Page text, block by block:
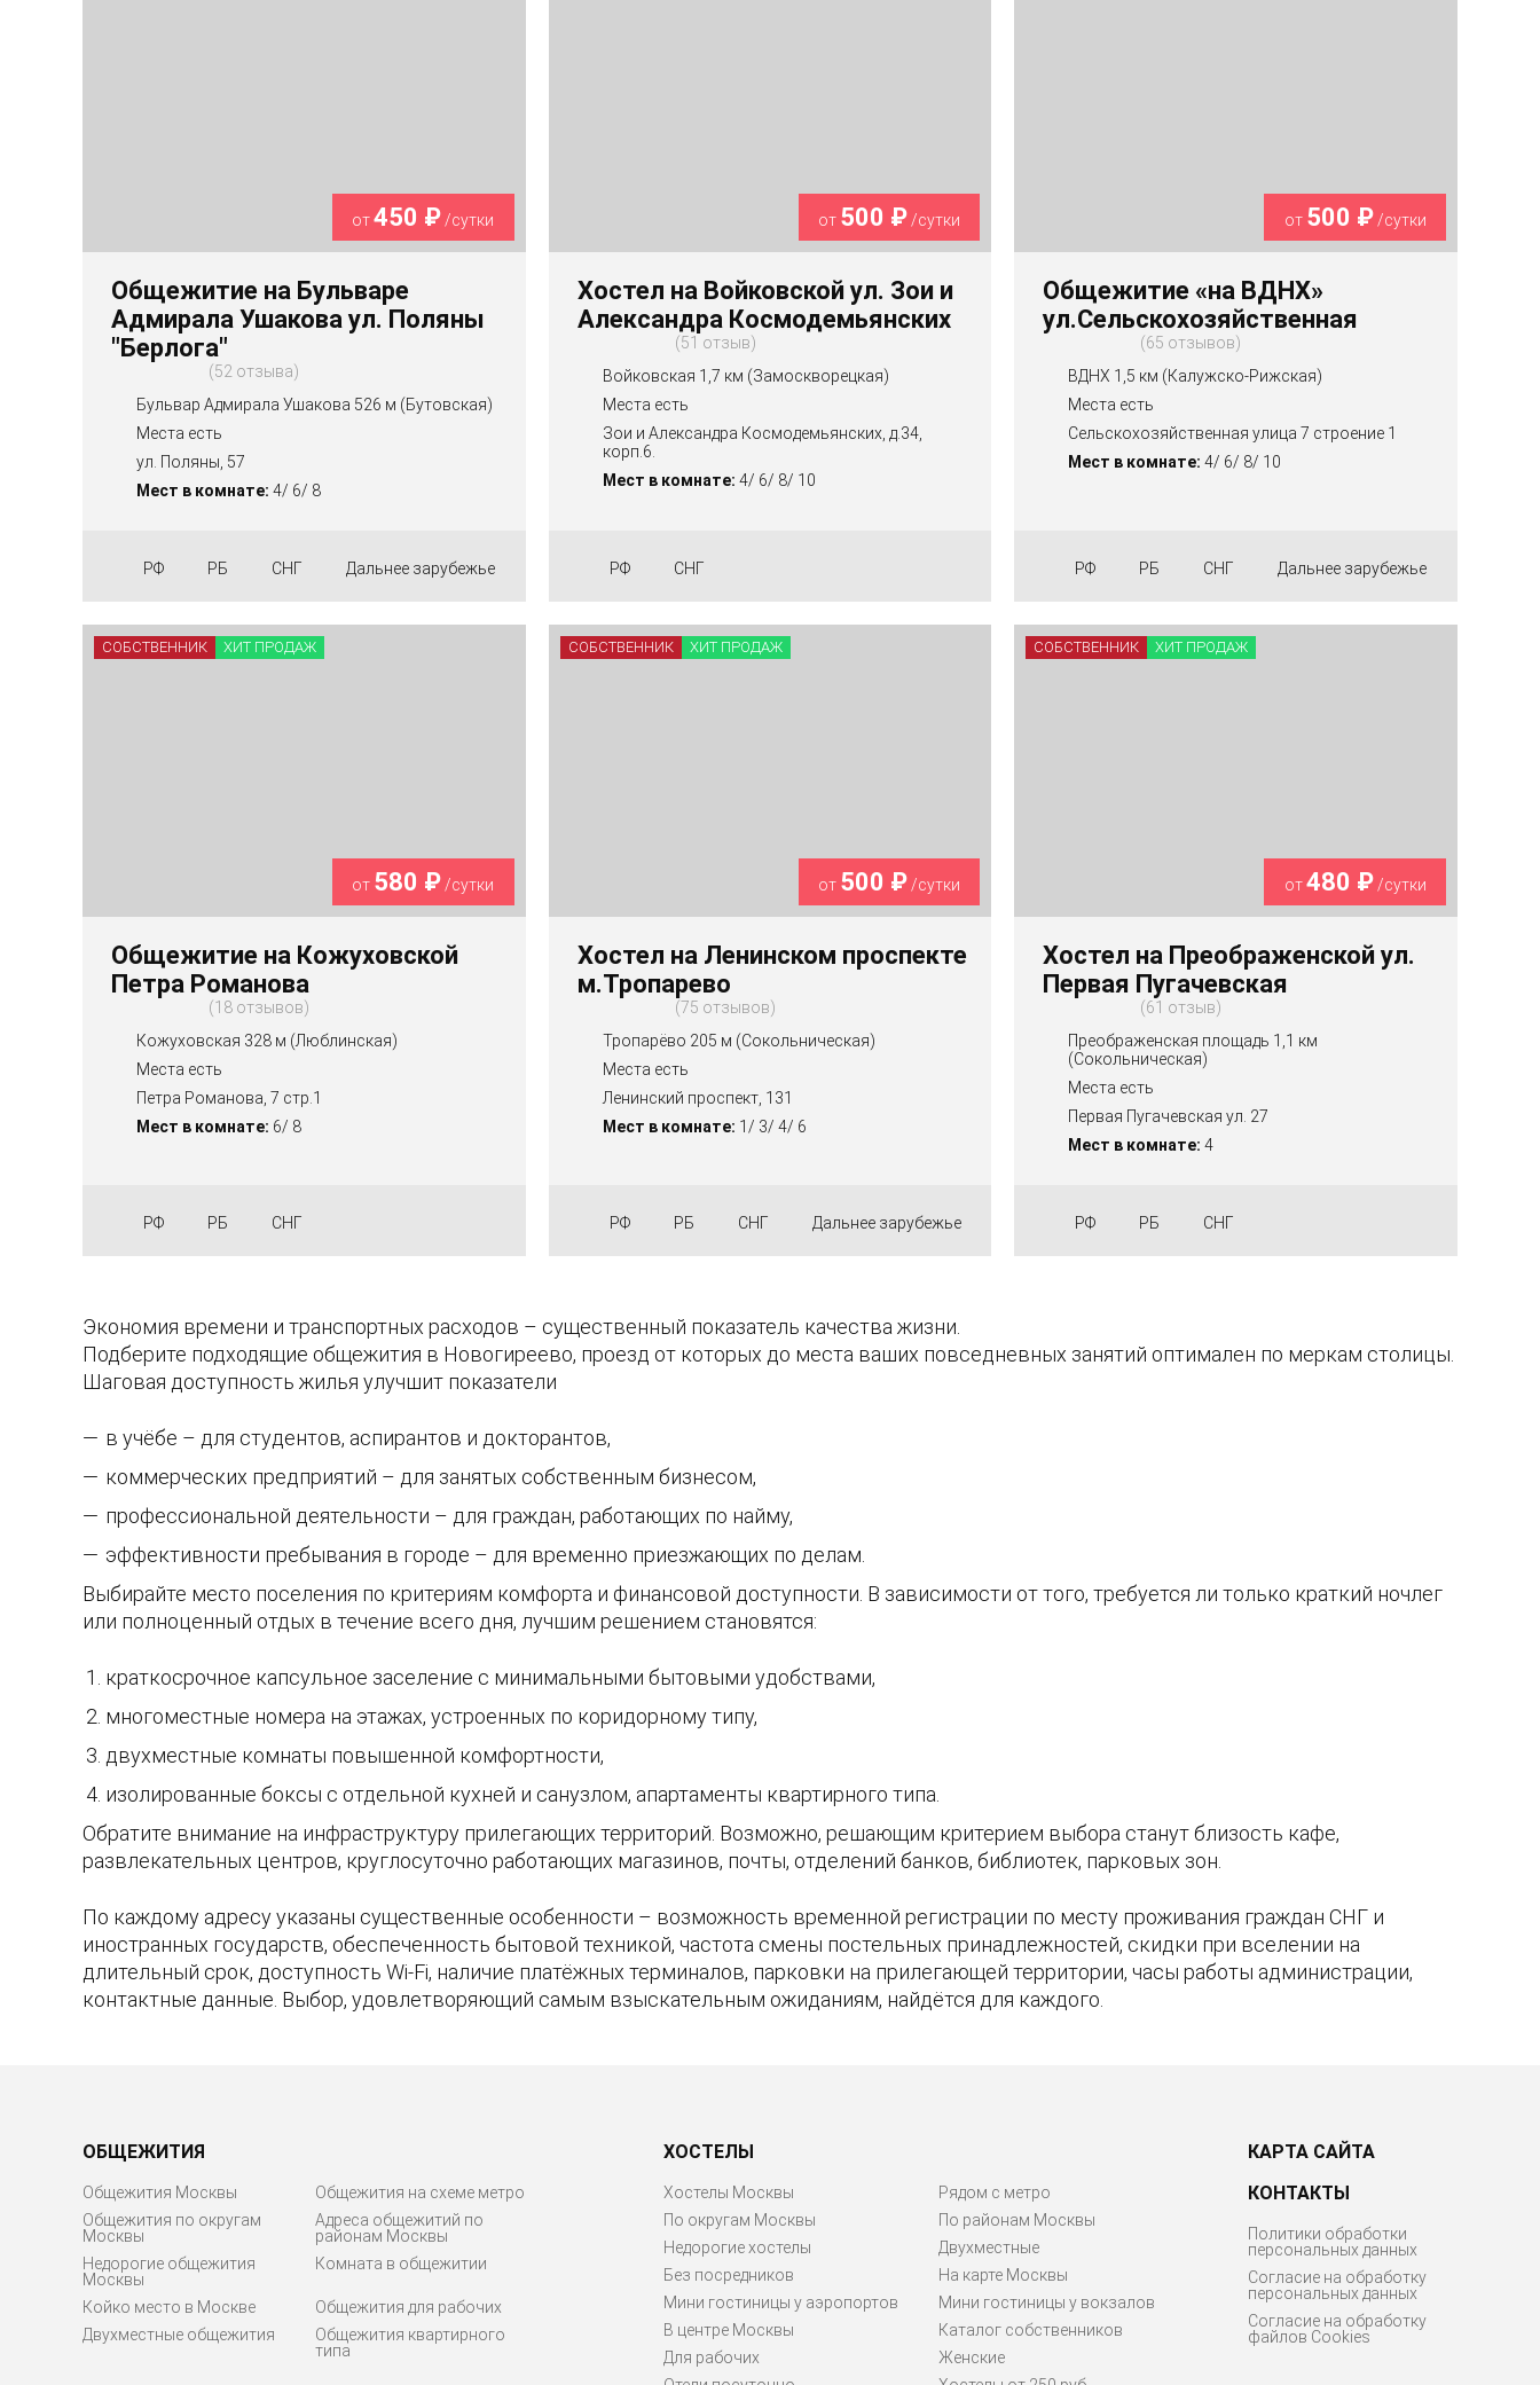
от450 ₽ /сутки
Общежитие на Бульваре
Адмирала Ушакова ул. Поляны
"Берлога"
52 отзыва
Бульвар Адмирала Ушакова 526 м (Бутовская)
Места есть
ул. Поляны, 57
Мест в комнате: 4/ 6/ 8
РФ РБ СНГ Дальнее зарубежье
от 500 ₽ /сутки
Хостел на Войковской ул. Зои и
Александра Космодемьянских
51 отзыв
Войковская 1,7 км (Замоскворецкая)
Места есть
Зои и Александра Космодемьянских, д.34,
корп.6.
Мест в комнате: 4/ 6/ 8/ 10
РФ СНГ
от 500 ₽/сутки
Общежитие «на ВДНХ»
ул.Сельскохозяйственная
65 отзывов
ВДНХ 1,5 км (Калужско-Рижская)
Места есть
Сельскохозяйственная улица 7 строение 1
Мест в комнате: 4/ 6/ 8/ 10
РФ РБ СНГ Дальнее зарубежье
от 580 ₽/сутки
Общежитие на Кожуховской
Петра Романова
18 отзывов
Кожуховская 328 м (Люблинская)
Места есть
Петра Романова, 7 стр.1
Мест в комнате: 6/ 8
РФ РБ СНГ
СОБСТВЕННИК ХИТ ПРОДАЖ
от 500 ₽/сутки
Хостел на Ленинском проспекте
м.Тропарево
75 отзывов
Тропарёво 205 м (Сокольническая)
Места есть
Ленинский проспект, 131
Мест в комнате: 1/ 3/ 4/ 6
РФ РБ СНГ Дальнее зарубежье
СОБСТВЕННИК ХИТ ПРОДАЖ
от480 ₽/сутки
Хостел на Преображенской ул.
Первая Пугачевская
61 отзыв
Преображенская площадь 1,1 км
(Сокольническая)
Места есть
Первая Пугачевская ул. 27
Мест в комнате: 4
РФ РБ СНГ
СОБСТВЕННИК ХИТ ПРОДАЖ
Экономия времени и транспортных расходов – существенный показатель качества жизни.
Подберите подходящие общежития в Новогиреево, проезд от которых до места ваших повседневных занятий оптимален по меркам столицы.
Шаговая доступность жилья улучшит показатели
в учёбе – для студентов, аспирантов и докторантов,
коммерческих предприятий – для занятых собственным бизнесом,
профессиональной деятельности – для граждан, работающих по найму,
эффективности пребывания в городе – для временно приезжающих по делам.
Выбирайте место поселения по критериям комфорта и финансовой доступности. В зависимости от того, требуется ли только краткий ночлег
или полноценный отдых в течение всего дня, лучшим решением становятся:
краткосрочное капсульное заселение с минимальными бытовыми удобствами,
многоместные номера на этажах, устроенных по коридорному типу,
двухместные комнаты повышенной комфортности,
изолированные боксы с отдельной кухней и санузлом, апартаменты квартирного типа.
Обратите внимание на инфраструктуру прилегающих территорий. Возможно, решающим критерием выбора станут близость кафе,
развлекательных центров, круглосуточно работающих магазинов, почты, отделений банков, библиотек, парковых зон.
По каждому адресу указаны существенные особенности – возможность временной регистрации по месту проживания граждан СНГ и
иностранных государств, обеспеченность бытовой техникой, частота смены постельных принадлежностей, скидки при вселении на
длительный срок, доступность Wi-Fi, наличие платёжных терминалов, парковки на прилегающей территории, часы работы администрации,
контактные данные. Выбор, удовлетворяющий самым взыскательным ожиданиям, найдётся для каждого.
ОБЩЕЖИТИЯ
Общежития Москвы
Общежития на схеме метро
Общежития по округам
Москвы
Адреса общежитий по
районам Москвы
Недорогие общежития
Москвы
Комната в общежитии
Койко место в Москве
Общежития для рабочих
Двухместные общежития
Общежития квартирного
типа
ХОСТЕЛЫ
Хостелы Москвы
По округам Москвы
Недорогие хостелы
Без посредников
Мини гостиницы у аэропортов
В центре Москвы
Для рабочих
Рядом с метро
По районам Москвы
Двухместные
На карте Москвы
Мини гостиницы у вокзалов
Каталог собственников
Женские
КАРТА САЙТА
КОНТАКТЫ
Политики обработки
персональных данных
Согласие на обработку
персональных данных
Согласие на обработку
файлов Cookies